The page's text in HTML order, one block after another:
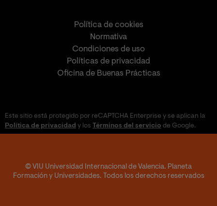
Política de cookies
Normativa
Condiciones de uso
Políticas de privacidad
Oficina de Buenas Prácticas
Este sitio está protegido por reCAPTCHA Enterprise y se aplican la
Política de privacidad y los Términos del servicio de Google.
© VIU Universidad Internacional de Valencia. Planeta
Formación y Universidades. Todos los derechos reservados